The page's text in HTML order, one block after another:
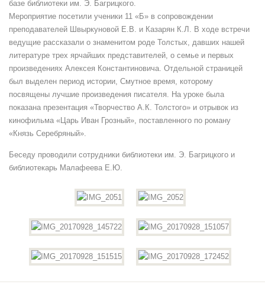
базе библиотеки им. Э. Багрицкого.
Мероприятие посетили ученики 11 «Б» в сопровождении
преподавателей Швыркуновой Е.В. и Казарян К.Л. В ходе встречи
ведущие рассказали о знаменитом роде Толстых, давших нашей
литературе трех ярчайших представителей, о семье и первых
произведениях Алексея Константиновича. Отдельной страницей
был выделен период истории, Смутное время, которому
посвящены лучшие произведения писателя. На уроке была
показана презентация «Творчество А.К. Толстого» и отрывок из
кинофильма «Царь Иван Грозный», поставленного по роману
«Князь Серебряный».
Беседу проводили сотрудники библиотеки им. Э. Багрицкого и
библиотекарь Малафеева Е.Ю.